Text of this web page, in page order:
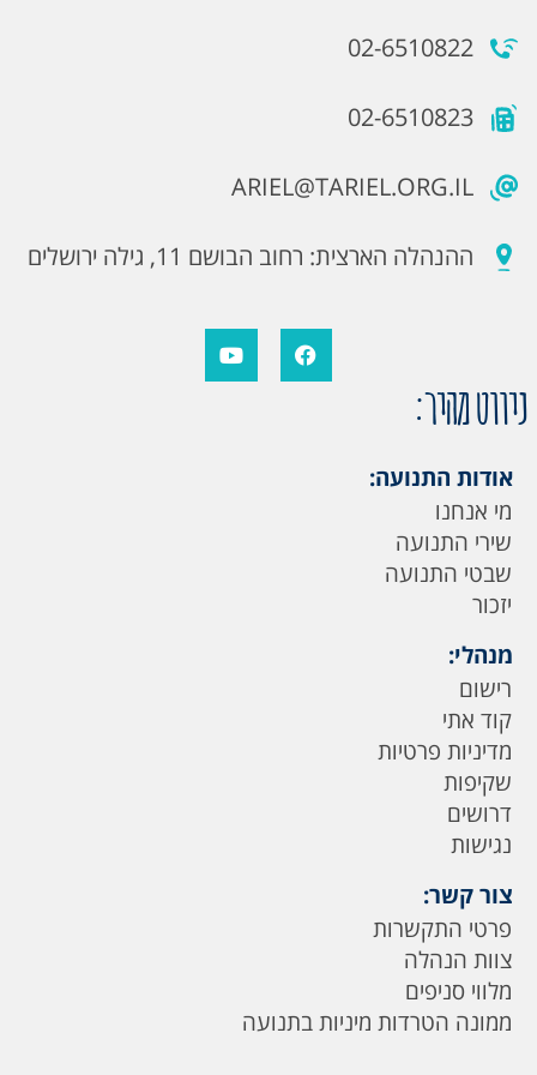
02-6510822
02-6510823
ARIEL@TARIEL.ORG.IL
ההנהלה הארצית: רחוב הבושם 11, גילה ירושלים
ניווט מהיר:
אודות התנועה:
מי אנחנו
שירי התנועה
שבטי התנועה
יזכור
מנהלי:
רישום
קוד אתי
מדיניות פרטיות
שקיפות
דרושים
נגישות
צור קשר:
פרטי התקשרות
צוות הנהלה
מלווי סניפים
ממונה הטרדות מיניות בתנועה